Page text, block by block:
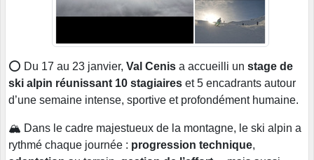
⭕️ Du 17 au 23 janvier, Val Cenis a accueilli un stage de
ski alpin réunissant 10 stagiaires et 5 encadrants autour
d’une semaine intense, sportive et profondément humaine.
🏔️ Dans le cadre majestueux de la montagne, le ski alpin a
rythmé chaque journée : progression technique,